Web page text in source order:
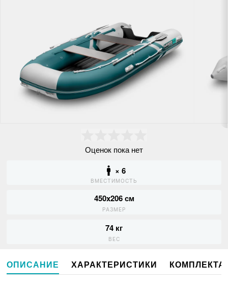
Оценок пока нет
× 6
ВМЕСТИМОСТЬ
450x206 см
РАЗМЕР
74 кг
ВЕС
ОПИСАНИЕ ХАРАКТЕРИСТИКИ